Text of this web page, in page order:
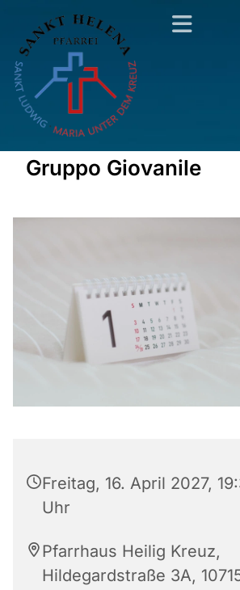
Gruppo Giovanile
Freitag, 16. April 2027,
Uhr
Pfarrhaus Heilig Kreuz,
Hildegardstraße 3A,